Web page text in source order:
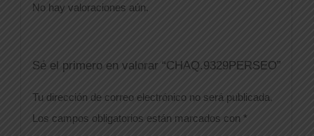
No hay valoraciones aún.
Sé el primero en valorar “CHAQ.9329PERSEO”
Tu dirección de correo electrónico no será publicada.
Los campos obligatorios están marcados con *